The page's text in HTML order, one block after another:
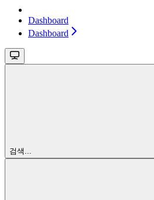
Dashboard
Dashboard
검색...